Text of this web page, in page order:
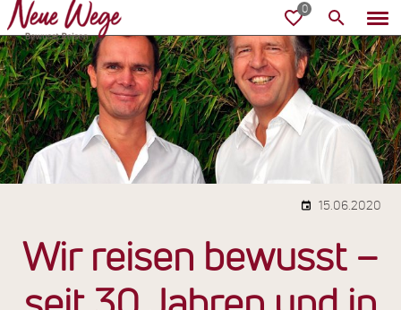
15.06.2020
Wir reisen bewusst –